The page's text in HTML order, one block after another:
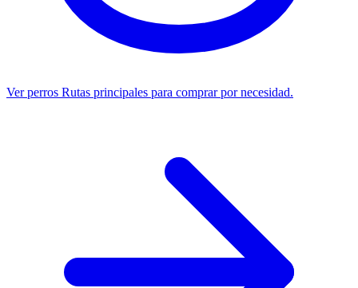
Ver perros Rutas principales para comprar por necesidad.